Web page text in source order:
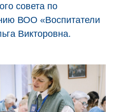
совета по
ВОО «Воспитатели
Викторовна.